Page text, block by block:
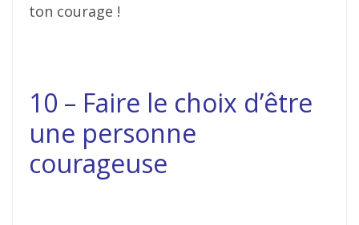
ton courage !
10 – Faire le choix d’être
une personne
courageuse